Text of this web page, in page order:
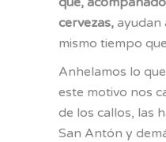
cervezas, ayudan
mismo tiempo
Anhelamos lo
este motivo nos
de los callos, las
San Antón y